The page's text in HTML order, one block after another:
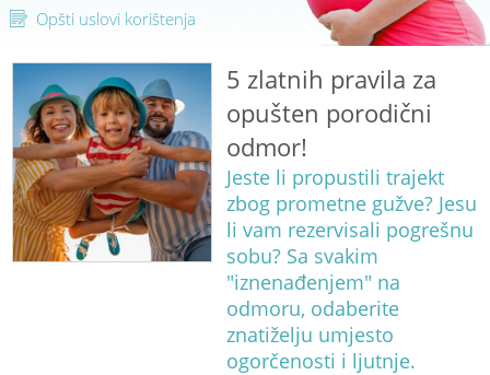
Opšti uslovi korištenja
5 zlatnih pravila za
opušten porodični
odmor!
Jeste li propustili trajekt
zbog prometne gužve? Jesu
li vam rezervisali pogrešnu
sobu? Sa svakim
"iznenađenjem" na
odmoru, odaberite
znatiželju umjesto
ogorčenosti i ljutnje.